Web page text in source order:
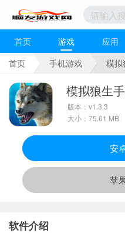
首页 游戏 应用
首页
手机游戏 模拟
模拟狼生
版本：v1.3.3
大小：75.61 MB
安
苹
软件介绍